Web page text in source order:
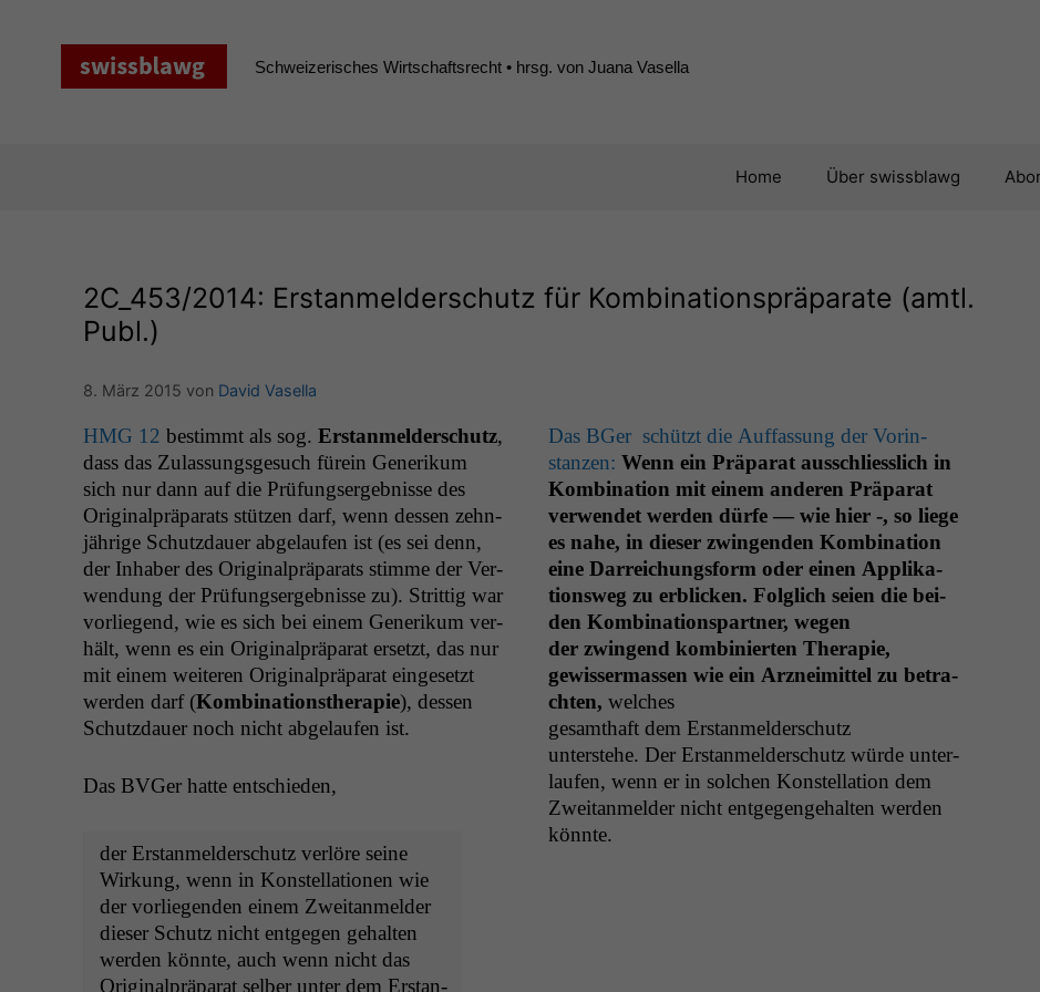
Schweizerisches Wirtschaftsrecht • hrsg. von Juana Vasella
Home Über swissblawg
2C_453/2014: Erstanmelderschutz für Kombinationspräparate (amtl.
Publ.)
8. März 2015 von David Vasella
HMG 12 bes­timmt als sog. Erstan­melder­schutz,
dass das Zulas­sungs­ge­such fürein Gener­ikum
sich nur dann auf die Prü­fungsergeb­nisse des
Orig­i­nal­prä­parats stützen darf, wenn dessen zehn­
jährige Schutz­dauer abge­laufen ist (es sei denn,
der Inhab­er des Orig­i­nal­prä­parats stimme der Ver­
wen­dung der Prü­fungsergeb­nisse zu). Strit­tig war
vor­liegend, wie es sich bei einem Gener­ikum ver­
hält, wenn es ein Orig­i­nal­prä­parat erset­zt, das nur
mit einem weit­eren Orig­i­nal­prä­parat einge­set­zt
wer­den darf (Kom­bi­na­tion­s­ther­a­pie), dessen
Schutz­dauer noch nicht abge­laufen ist.
Das BVGer hat­te entschieden,
der Erstan­melder­schutz ver­löre seine
Wirkung, wenn in Kon­stel­la­tio­nen wie
der vor­liegen­den einem Zwei­tan­melder
dieser Schutz nicht ent­ge­gen gehal­ten
wer­den kön­nte, auch wenn nicht das
Orig­i­nal­prä­parat sel­ber unter dem Erstan­
Das BGer schützt die Auf­fas­sung der Vorin­
stanzen: Wenn ein Prä­parat auss­chliesslich in
Kom­bi­na­tion mit einem anderen Prä­parat
ver­wen­det wer­den dürfe — wie hier -, so liege
es nahe, in dieser zwin­gen­den Kom­bi­na­tion
eine Dar­re­ichungs­form oder einen App­lika­
tion­sweg zu erblick­en. Fol­glich seien die bei­
den Kom­bi­na­tion­spart­ner, wegen
der zwin­gend kom­binierten Therapie,
gewis­ser­massen wie ein Arzneimit­tel zu betra­
cht­en, welch­es
gesamthaft dem Erstanmelderschutz
unter­ste­he. Der Erstan­melder­schutz würde unter­
laufen, wenn er in solchen Kon­stel­la­tion dem
Zwei­tan­melder nicht ent­ge­genge­hal­ten wer­den
könnte.